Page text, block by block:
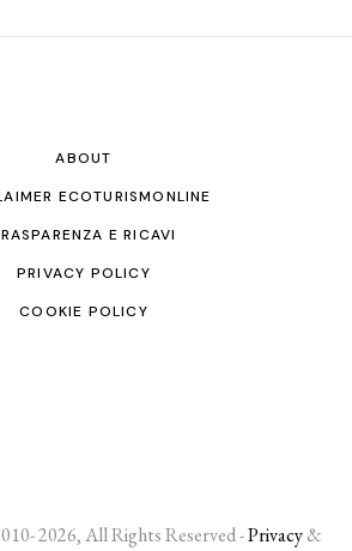
ABOUT
ECOTURISMONLINE
E RICAVI
PRIVACY POLICY
COOKIE POLICY
2026, All Rights Reserved -Privacy&